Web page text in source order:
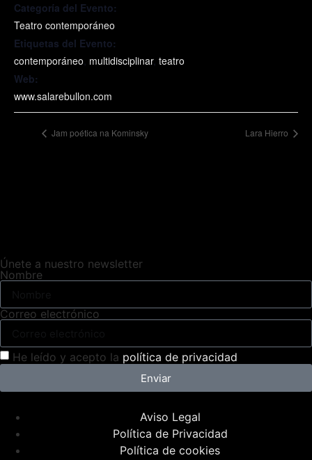
Categoría del Evento:
Teatro contemporáneo
Etiquetas del Evento:
contemporáneo, multidisciplinar, teatro
Web:
www.salarebullon.com
Jam poética na Kominsky Lara Hierro
Únete a nuestro newsletter
Nombre
Correo electrónico
He leído y acepto la política de privacidad
Enviar
Aviso Legal
Política de Privacidad
Política de cookies